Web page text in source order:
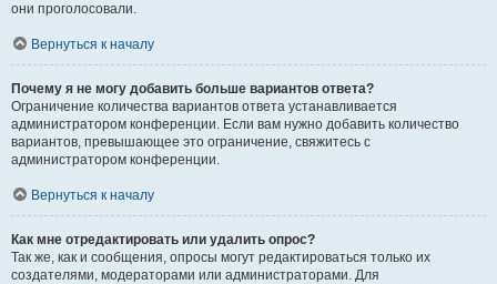
они проголосовали.
Вернуться к началу
Почему я не могу добавить больше вариантов ответа?
Ограничение количества вариантов ответа устанавливается
администратором конференции. Если вам нужно добавить количество
вариантов, превышающее это ограничение, свяжитесь с
администратором конференции.
Вернуться к началу
Как мне отредактировать или удалить опрос?
Так же, как и сообщения, опросы могут редактироваться только их
создателями, модераторами или администраторами. Для